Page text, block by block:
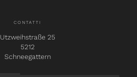
CONTATTI
Utzweihstraße 25
5212
Schneegattern